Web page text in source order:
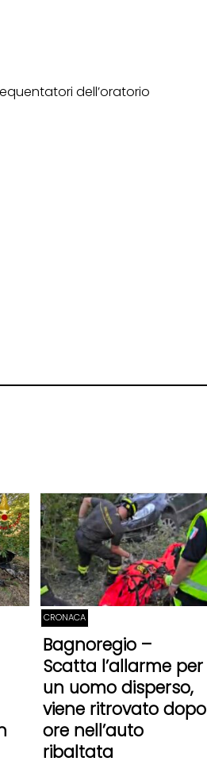
CRONACA
Bagnoregio –
Scatta l’allarme per
un uomo disperso,
viene ritrovato dopo
ore nell’auto
ribaltata